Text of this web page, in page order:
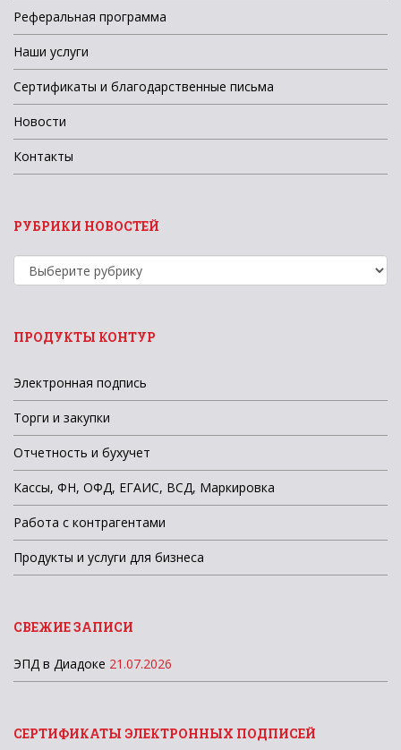
Реферальная программа
Наши услуги
Сертификаты и благодарственные письма
Новости
Контакты
РУБРИКИ НОВОСТЕЙ
Рубрики
новостей
ПРОДУКТЫ КОНТУР
Электронная подпись
Торги и закупки
Отчетность и бухучет
Кассы, ФН, ОФД, ЕГАИС, ВСД, Маркировка
Работа с контрагентами
Продукты и услуги для бизнеса
СВЕЖИЕ ЗАПИСИ
ЭПД в Диадоке 21.07.2026
СЕРТИФИКАТЫ ЭЛЕКТРОННЫХ ПОДПИСЕЙ